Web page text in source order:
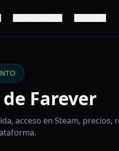
Farever
acceso en Steam, precios,